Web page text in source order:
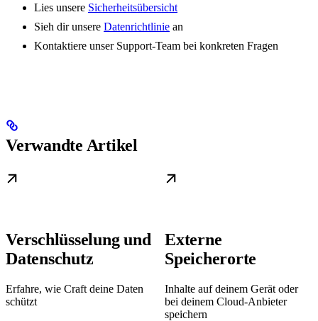
Lies unsere Sicherheitsübersicht
Sieh dir unsere Datenrichtlinie an
Kontaktiere unser Support-Team bei konkreten Fragen
Verwandte Artikel
Verschlüsselung und
Datenschutz
Erfahre, wie Craft deine Daten
schützt
Externe
Speicherorte
Inhalte auf deinem Gerät oder
bei deinem Cloud-Anbieter
speichern